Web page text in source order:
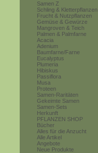
Samen Z
Schling & Kletterpflanzen
Frucht & Nutzpflanzen
Gemüse & Gewürze
Mangroven & Teich
Palmen & Palmfarne
Acacia
Adenium
Baumfarne/Farne
Eucalyptus
Plumeria
Hibiskus
Passiflora
Musa
Proteen
Samen-Raritäten
Gekeimte Samen
Samen-Sets
Herkunft
PFLANZEN SHOP
Bücher
Alles für die Anzucht
Alle Artikel
Angebote
Neue Produkte